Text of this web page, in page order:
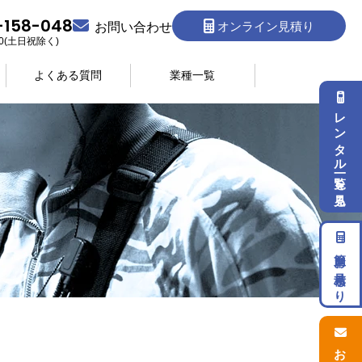
158-048
土日祝除く)
お問い合わせ オンライン見積り
よくある質問 業種一覧
レンタル一覧を見る
簡単お見積もり